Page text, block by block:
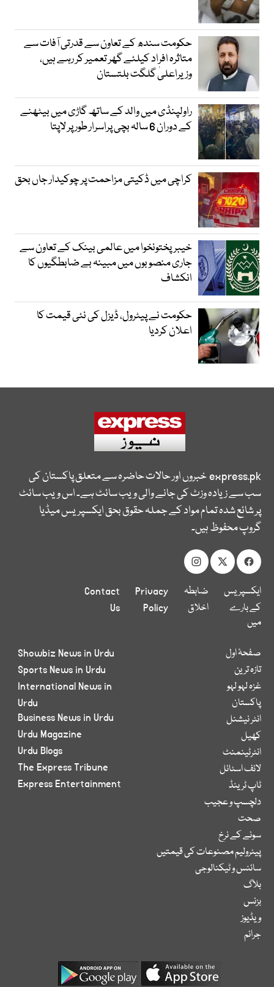
حکومت سندھ کے تعاون سے قدرتی آفات سے
متاثرہ افراد کیلئے گھر تعمیر کر رہے ہیں،
وزیراعلیٰ گلگت بلتستان
راولپنڈی میں والد کے ساتھ گاڑی میں بیٹھنے
کے دوران 6 سالہ بچی پراسرار طور پر لاپتا
کراچی میں ڈکیتی مزاحمت پر چوکیدار جاں بحق
خیبرپختونخوا میں عالمی بینک کے تعاون سے
جاری منصوبوں میں مبینہ بے ضابطگیوں کا
انکشاف
حکومت نے پیٹرول، ڈیزل کی نئی قیمت کا
اعلان کردیا
express.pkخبروں اور حالات حاضرہ سے متعلق پاکستان کی
سب سے زیادہ وزٹ کی جانے والی ویب سائٹ ہے۔ اس ویب سائٹ
پر شائع شدہ تمام مواد کے جملہ حقوق بحق ایکسپریس میڈیا
گروپ محفوظ ہیں۔
ایکسپریس
کے بارے
میں
ضابطہ
اخلاق
Privacy
Policy
Contact
Us
صفحۂ اول
تازہ ترین
غزہ لہو لہو
پاکستان
انٹر نیشنل
کھیل
انٹرٹینمنٹ
لائف اسٹائل
ٹاپ ٹرینڈ
دلچسپ و عجیب
صحت
سونے کے نرخ
پیٹرولیم مصنوعات کی قیمتیں
سائنس و ٹیکنالوجی
بلاگ
بزنس
ویڈیوز
جرائم
Showbiz News in Urdu
Sports News in Urdu
International News in
Urdu
Business News in Urdu
Urdu Magazine
Urdu Blogs
The Express Tribune
Express Entertainment